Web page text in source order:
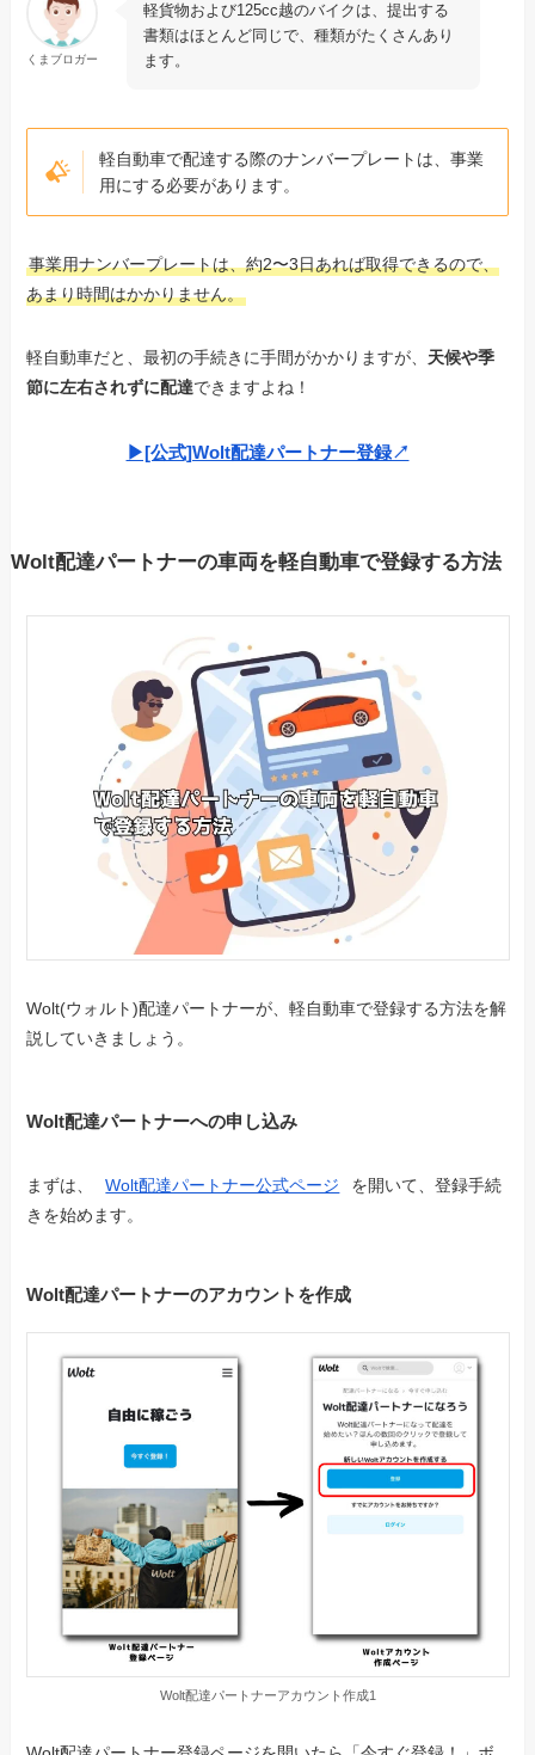
くまブロガー
軽貨物および125cc越のバイクは、提出する
書類はほとんど同じで、種類がたくさんあり
ます。
軽自動車で配達する際のナンバープレートは、事業
用にする必要があります。
事業用ナンバープレートは、約2〜3日あれば取得できるので、
あまり時間はかかりません。
軽自動車だと、最初の手続きに手間がかかりますが、 天候や季
節に左右されずに配達できますよね！
▶︎[公式]Wolt配達パートナー登録↗︎
Wolt配達パートナーの車両を軽自動車で登録する方法
Wolt(ウォルト)配達パートナーが、軽自動車で登録する方法を解
説していきましょう。
Wolt配達パートナーへの申し込み
まずは、 Wolt配達パートナー公式ページ
を開いて、登録手続
きを始めます。
Wolt配達パートナーのアカウントを作成
Wolt配達パートナーアカウント作成1